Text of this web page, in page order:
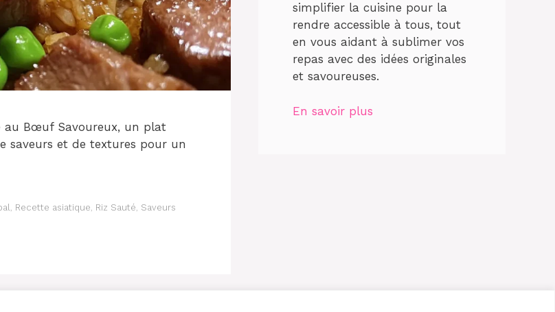
au Bœuf Savoureux, un plat
saveurs et de textures pour un
, Recette asiatique, Riz Sauté, Saveurs
simplifier la cuisine pour la
rendre accessible à tous, tout
en vous aidant à sublimer vos
repas avec des idées originales
et savoureuses.
En savoir plus